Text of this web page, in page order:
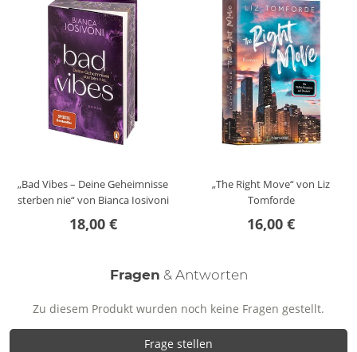
und Ernst – und niemand weiß, ob er gewinnt oder verliert.
Den Roman kannst du unabhängig von den anderen Bänden
lesen. Eine unwiderstehliche Mischung aus Dark RomCom,
spicy Romance und fesselnder Spannung, voller Herzklopfen
und Gänsehaut: Er ist der Schatten, sie das Licht. Der
mürrische Auftragskiller Lachlan Leather Kane soll
ausgerechnet die strahlende Tochter Lark Montague eines
Unterweltbosses heiraten, damit sie ihm die Freiheit erkauft.
Dumm nur, dass er sie am liebsten zum Schweigen bringen
„Bad Vibes – Deine Geheimnisse
sterben nie“ von Bianca Iosivoni
18,00 €
„The Right Move“ von Liz
Tomforde
16,00 €
Fragen & Antworten
Zu diesem Produkt wurden noch keine Fragen gestellt.
Frage stellen